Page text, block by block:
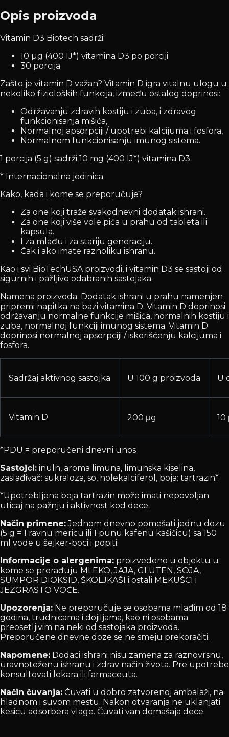
Opis proizvoda
Vitamin D3 Biotech sadrži:
10 µg (400 IJ*) vitamina D3 po porciji
30 porcija
Zašto je vitamin D važan? Vitamin D igra vitalnu ulogu u
nekoliko fizioloških funkcija, između ostalog doprinosi:
Održavanju zdravih kostiju i zuba, i zdravog
funkcionisanja mišića,
Normalnoj apsorpciji / upotrebi kalcijuma i fosfora,
Normalnom funkcionisanju imunog sistema.
1 porcija (5 g) sadrži 10 mg (400 IJ*) vitamina D3.
* Internacionalna jedinica
Kako, kada i kome se preporučuje?
Za one koji traže svakodnevni dodatak ishrani.
Za one koji više vole pića u prahu od tableta ili
kapsula.
I za mlađu i za stariju generaciju.
Čak i ako imate raznoliku ishranu.
Kao i svi BioTechUSA proizvodi, i vitamin D3 se sastoji od
sigurnih i pažljivo odabranih sastojaka.
Namena proizvoda: Dodatak ishrani u prahu namenjen
pripremi napitka na bazi vitamina D. Vitamin D doprinosi
održavanju normalne funkcije mišića, normalnih kostiju i
zuba, normalnoj funkciji imunog sistema. Vitamin D
doprinosi normalnoj apsorpciji / iskorišćenju kalcijuma i
fosfora.
Sadržaj aktivnog sastojka U 100 g proizvoda U
Vitamin D 200 μg 10
*PDU = preporučeni dnevni unos
Sastojci: inuln, aroma limuna, limunska kiselina,
zaslađivač: sukraloza, so, holekalciferol, boja: tartrazin*.
*Upotrebljena boja tartrazin može imati nepovoljan
uticaj na pažnju i aktivnost kod dece.
Način primene:Jednom dnevno pomešati jednu dozu
(5 g = 1 ravnu mericu ili 1 punu kafenu kašičicu) sa 150
ml vode u šejker-boci i popiti.
Informacije o alergenima: proizvedeno u objektu u
kome se prerađuju MLEKO, JAJA, GLUTEN, SOJA,
SUMPOR DIOKSID, ŠKOLJKAŠI i ostali MEKUŠCI i
JEZGRASTO VOĆE.
Upozorenja: Ne preporučuje se osobama mlađim od 18
godina, trudnicama i dojiljama, kao ni osobama
preosetljivim na neki od sastojaka proizvoda.
Preporučene dnevne doze se ne smeju prekoračiti.
Napomene: Dodaci ishrani nisu zamena za raznovrsnu,
uravnoteženu ishranu i zdrav način života. Pre upotrebe
konsultovati lekara ili farmaceuta.
Način čuvanja: Čuvati u dobro zatvorenoj ambalaži, na
hladnom i suvom mestu. Nakon otvaranja ne uklanjati
kesicu adsorbera vlage. Čuvati van domašaja dece.